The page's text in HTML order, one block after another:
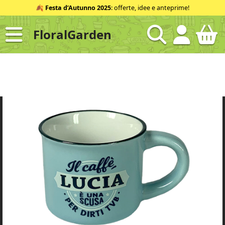
al
contenuto
ID
🍂 Festa d’Autunno 2025: offerte, idee e anteprime!
FloralGarden